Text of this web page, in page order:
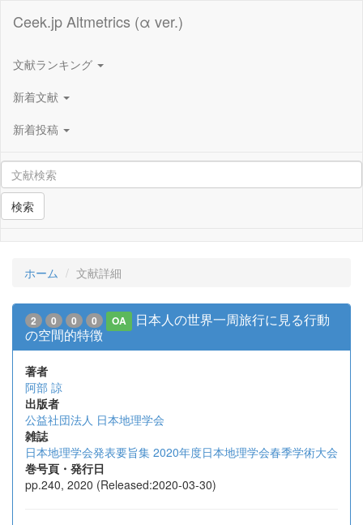
Ceek.jp Altmetrics (α ver.)
文献ランキング
新着文献
新着投稿
検索
ホーム 文献詳細
2 0 0 0 OA
日本人の世界一周旅行に見る行動
の空間的特徴
著者
阿部 諒
出版者
公益社団法人 日本地理学会
雑誌
日本地理学会発表要旨集 2020年度日本地理学会春季学術大会
巻号頁・発行日
pp.240, 2020 (Released:2020-03-30)